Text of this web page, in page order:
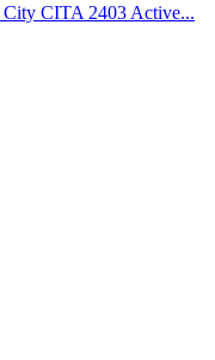
CITA 2403 Active...